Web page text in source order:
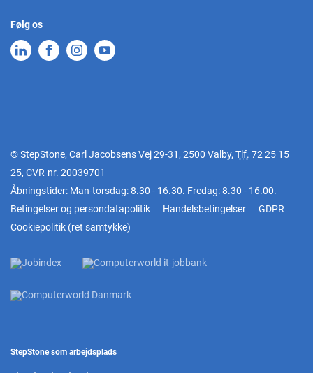
Følg os
© StepStone, Carl Jacobsens Vej 29-31, 2500 Valby, Tlf. 72 25 15
25, CVR-nr. 20039701
Åbningstider: Man-torsdag: 8.30 - 16.30. Fredag: 8.30 - 16.00.
Betingelser og persondatapolitik
Handelsbetingelser
GDPR
Cookiepolitik (ret samtykke)
StepStone som arbejdsplads